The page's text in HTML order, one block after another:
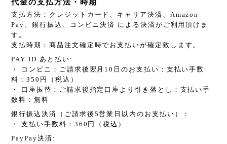
代金の支払方法・時期
支払方法：クレジットカード、キャリア決済、Amazon
Pay、銀行振込、コンビニ決済 による決済がご利用頂けま
す。
支払時期：商品注文確定時でお支払いが確定致します。
PAY ID あと払い:
・ コンビニ：ご請求後翌月10日のお支払い：支払い手数
料：350円（税込）
・ 口座振替：ご請求後指定口座より引き落とし：支払い手
数料：無料
銀行振込決済（ご請求後5営業日以内のお支払い）：
・ 支払い手数料：360円（税込）
PayPay決済: